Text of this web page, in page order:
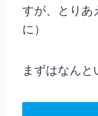
すが、とりあ
に）
まずはなんと